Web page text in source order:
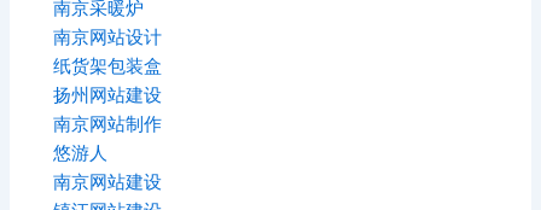
南京采暖炉
南京网站设计
纸货架包装盒
扬州网站建设
南京网站制作
悠游人
南京网站建设